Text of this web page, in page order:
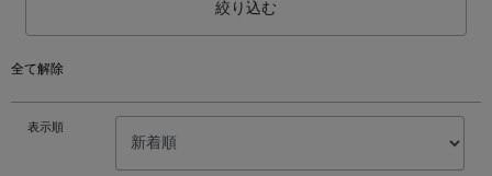
絞り込む
全て解除
表示順